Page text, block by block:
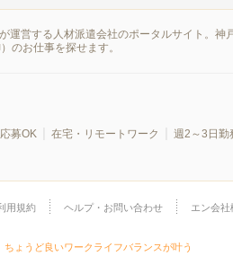
営する人材派遣会社のポータルサイト。
のお仕事を探せます。
募OK 在宅・リモートワーク 週2～3日勤
用規約 ヘルプ・お問い合わせ エン会社
ちょうど良いワークライフバランスが叶う